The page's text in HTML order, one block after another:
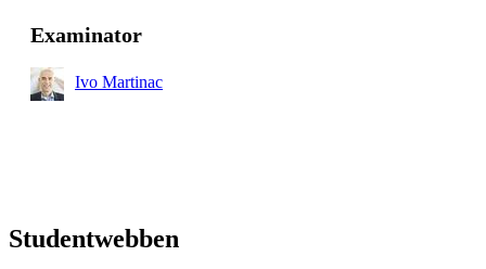
Examinator
Ivo Martinac
Studentwebben